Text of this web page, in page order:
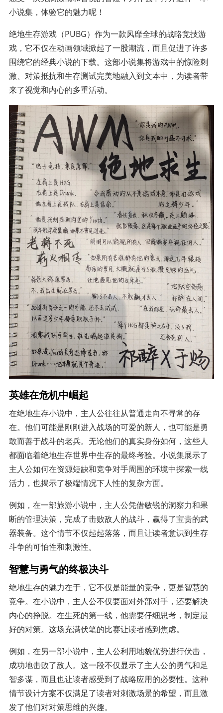
小说集，体验它的魅力呢！
绝地生存游戏（PUBG）作为一款风靡全球的战略竞技游
戏，它不仅在动画领域掀起了一股潮流，而且促进了许多
围绕它的经典小说的下载。这部小说集将游戏中的惊险刺
激、对策抵抗和生存测试完美地融入到文本中，为读者带
来了视觉和内心的多重活动。
英雄在危机中崛起
在绝地生存小说中，主人公往往从普通走向不寻常的存
在。他们可能是刚刚进入战场的可爱的新人，也可能是勇
敢而善于战斗的老兵。无论他们的真实身份如何，这些人
都面临着绝地生存世界中生存的最终考验。小说集展示了
主人公如何在资源短缺和竞争对手周围的环境中探索一线
活力，也揭示了极端情况下人性的复杂方面。
例如，在一部旅游小说中，主人公凭借敏锐的洞察力和果
断的管理决策，完成了击败敌人的战斗，赢得了宝贵的武
器装备。这个情节不仅起起落落，而且让读者意识到生存
斗争的可怕性和刺激性。
智慧与勇气的终极决斗
绝地生存的魅力在于，它不仅是能量的竞争，更是智慧的
竞争。在小说中，主人公不仅要面对外部对手，还要解决
内心的挣脱。在生死的第一线，他需要仔细思考，制定最
好的对策。这场充满伏笔的比赛让读者感到焦虑。
例如，在另一部小说中，主人公利用地貌优势进行伏击，
成功地击败了敌人。这一段不仅显示了主人公的勇气和足
智多谋，而且也让读者感受到了战略应用的必要性。这种
情节设计方案不仅满足了读者对刺激场景的希望，而且激
发了他们对对策思维的兴趣。